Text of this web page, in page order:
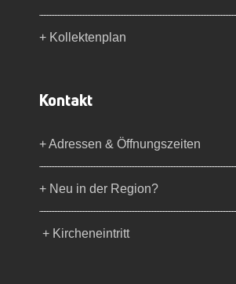
+ Kollektenplan
Kontakt
+ Adressen & Öffnungszeiten
+ Neu in der Region?
+ Kircheneintritt